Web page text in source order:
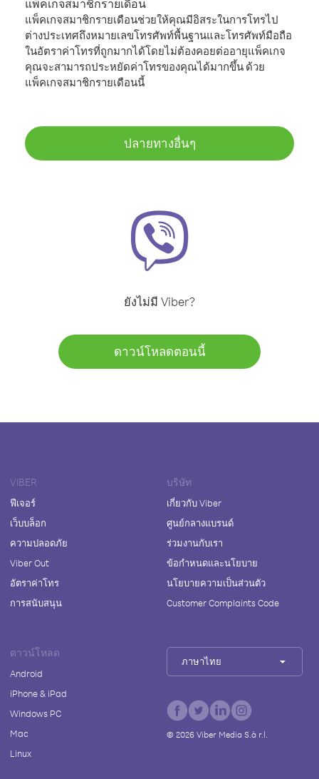
แพ็คเกจสมาชิกรายเดือน
แพ็คเกจสมาชิกรายเดือนช่วยให้คุณมีอิสระในการโทรไป
ต่างประเทศถึงหมายเลขโทรศัพท์พื้นฐานและโทรศัพท์มือถือ
ในอัตราค่าโทรที่ถูกมากได้โดยไม่ต้องคอยต่ออายุแพ็คเกจ
คุณจะสามารถประหยัดค่าโทรของคุณได้มากขึ้น ด้วย
แพ็คเกจสมาชิกรายเดือนนี้
ปลายทางอื่นๆ
ยังไม่มี Viber?
ดาวน์โหลดตอนนี้
VIBER
ฟีเจอร์
เว็บบล็อก
ความปลอดภัย
Viber Out
อัตราค่าโทร
การสนับสนุน
บริษัท
เกี่ยวกับ Viber
ศูนย์กลางแบรนด์
ร่วมงานกับเรา
ข้อกำหนดและนโยบาย
นโยบายความเป็นส่วนตัว
Customer Complaints Code
ดาวน์โหลด
Android
iPhone & iPad
Windows PC
Mac
Linux
ภาษาไทย
© 2026Viber Media S.à r.l.